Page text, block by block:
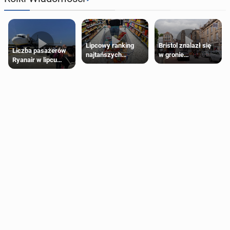
Liczba pasażerów
Ryanair w lipcu
pobiła rekord
Lipcowy ranking
najtańszych
supermarketów
Bristol znalazł się
w gronie
najlepszych